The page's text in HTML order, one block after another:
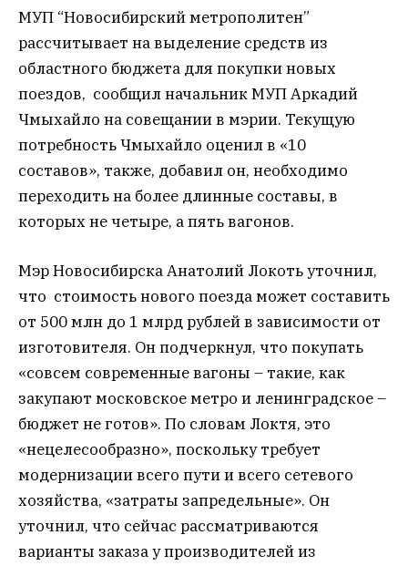
МУП “Новосибирский метрополитен”
рассчитывает на выделение средств из
областного бюджета для покупки новых
поездов, сообщил начальник МУП Аркадий
Чмыхайло на совещании в мэрии. Текущую
потребность Чмыхайло оценил в «10
составов», также, добавил он, необходимо
переходить на более длинные составы, в
которых не четыре, а пять вагонов.
Мэр Новосибирска Анатолий Локоть уточнил,
что стоимость нового поезда может составить
от 500 млн до 1 млрд рублей в зависимости от
изготовителя. Он подчеркнул, что покупать
«совсем современные вагоны – такие, как
закупают московское метро и ленинградское –
бюджет не готов». По словам Локтя, это
«нецелесообразно», поскольку требует
модернизации всего пути и всего сетевого
хозяйства, «затраты запредельные». Он
уточнил, что сейчас рассматриваются
варианты заказа у производителей из